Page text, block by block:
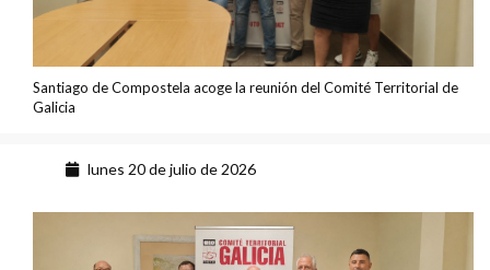
Santiago de Compostela acoge la reunión del Comité Territorial de
Galicia
lunes 20 de julio de 2026